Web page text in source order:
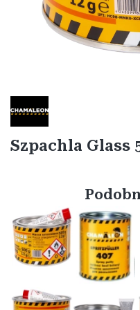
Etykiety
Szpachla Glass